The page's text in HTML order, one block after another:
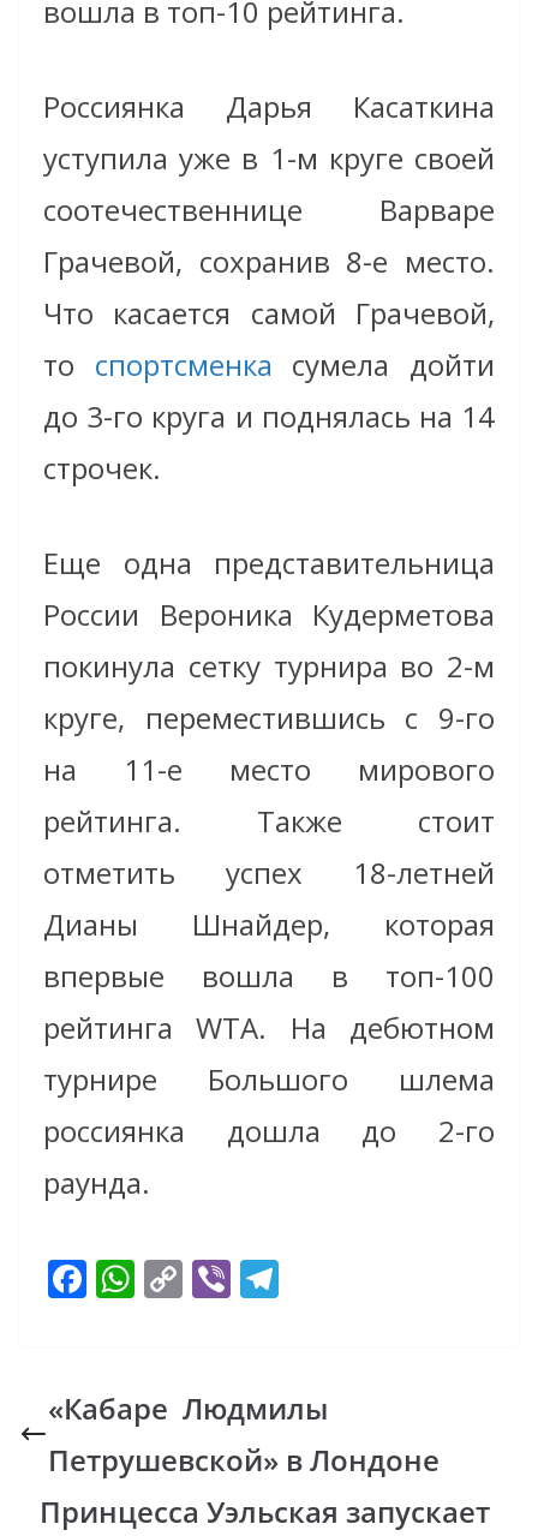
вошла в топ-10 рейтинга.
Россиянка Дарья Касаткина
уступила уже в 1-м круге своей
соотечественнице Варваре
Грачевой, сохранив 8-е место.
Что касается самой Грачевой,
то спортсменка сумела дойти
до 3-го круга и поднялась на 14
строчек.
Еще одна представительница
России Вероника Кудерметова
покинула сетку турнира во 2-м
круге, переместившись с 9-го
на 11-е место мирового
рейтинга. Также стоит
отметить успех 18-летней
Дианы Шнайдер, которая
впервые вошла в топ-100
рейтинга WTA. На дебютном
турнире Большого шлема
россиянка дошла до 2-го
раунда.
F
b
o
o
k
W
s
A
p
p
C
y
Li
n
k
Vi
gr
a
m
«Кабаре Людмилы
Петрушевской» в Лондоне
Принцесса Уэльская запускает